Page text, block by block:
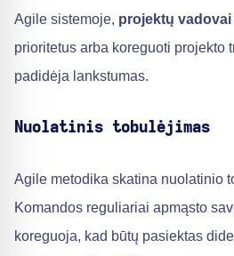
Agile sistemoje, projektų vadovai
prioritetus arba koreguoti projekto
padidėja lankstumas.
Nuolatinis tobulėjimas
Agile metodika skatina nuolatinio
Komandos reguliariai apmąsto
koreguoja, kad būtų pasiektas